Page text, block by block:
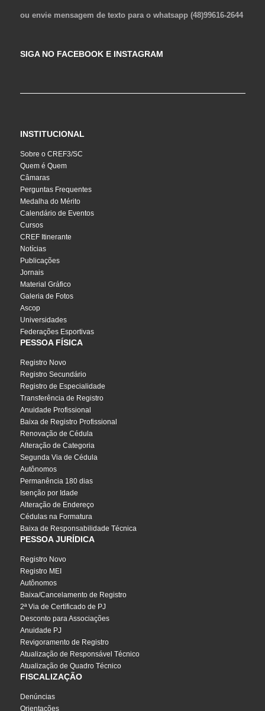
ou envie mensagem de texto para o whatsapp (48)99616-2644
SIGA NO FACEBOOK E INSTAGRAM
INSTITUCIONAL
Sobre o CREF3/SC
Quem é Quem
Câmaras
Perguntas Frequentes
Medalha do Mérito
Calendário de Eventos
Cursos
CREF Itinerante
Notícias
Publicações
Jornais
Material Gráfico
Galeria de Fotos
Ascop
Universidades
Federações Esportivas
PESSOA FÍSICA
Registro Novo
Registro Secundário
Registro de Especialidade
Transferência de Registro
Anuidade Profissional
Baixa de Registro Profissional
Renovação de Cédula
Alteração de Categoria
Segunda Via de Cédula
Autônomos
Permanência 180 dias
Isenção por Idade
Alteração de Endereço
Cédulas na Formatura
Baixa de Responsabilidade Técnica
PESSOA JURÍDICA
Registro Novo
Registro MEI
Autônomos
Baixa/Cancelamento de Registro
2ª Via de Certificado de PJ
Desconto para Associações
Anuidade PJ
Revigoramento de Registro
Atualização de Responsável Técnico
Atualização de Quadro Técnico
FISCALIZAÇÃO
Denúncias
Orientações